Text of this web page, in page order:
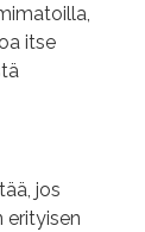
itse
jos
erityisen